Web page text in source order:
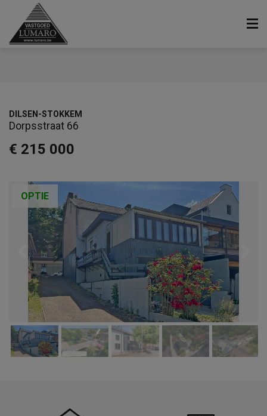
€ 215 000
DILSEN-STOKKEM
Dorpsstraat 66
OPTIE